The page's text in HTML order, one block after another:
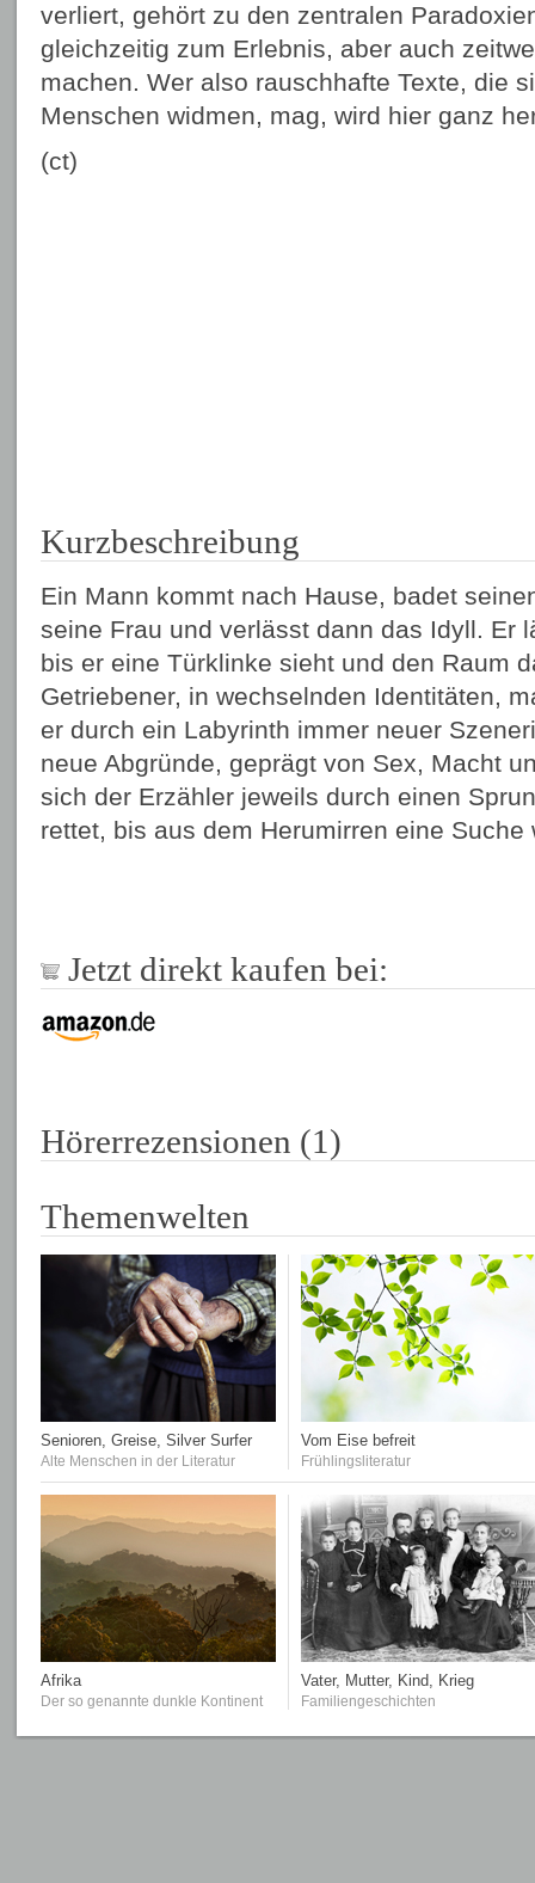
verliert, gehört zu den zentralen
gleichzeitig zum Erlebnis, aber auch
machen. Wer also rauschhafte Texte, die
Menschen widmen, mag, wird hier ganz
(ct)
Kurzbeschreibung
Ein Mann kommt nach Hause, badet
seine Frau und verlässt dann das Idyll. Er
bis er eine Türklinke sieht und den Raum
Getriebener, in wechselnden Identitäten,
er durch ein Labyrinth immer neuer
neue Abgründe, geprägt von Sex, Macht
sich der Erzähler jeweils durch einen
rettet, bis aus dem Herumirren eine
Jetzt direkt kaufen bei:
Hörerrezensionen (1)
Themenwelten
Senioren, Greise, Silver Surfer
Alte Menschen in der Literatur
Vom Eise befreit
Frühlingsliteratur
Afrika
Der so genannte dunkle Kontinent
Vater, Mutter, Kind, Krieg
Familiengeschichten